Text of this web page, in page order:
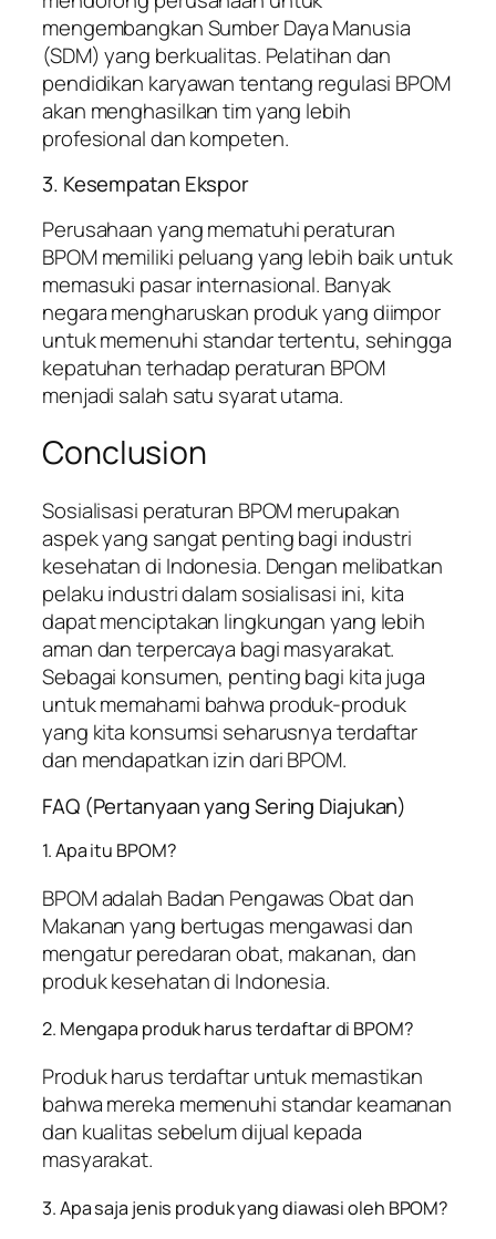
mengembangkan Sumber Daya Manusia
(SDM) yang berkualitas. Pelatihan dan
pendidikan karyawan tentang regulasi BPOM
akan menghasilkan tim yang lebih
profesional dan kompeten.
3. Kesempatan Ekspor
Perusahaan yang mematuhi peraturan
BPOM memiliki peluang yang lebih baik untuk
memasuki pasar internasional. Banyak
negara mengharuskan produk yang diimpor
untuk memenuhi standar tertentu, sehingga
kepatuhan terhadap peraturan BPOM
menjadi salah satu syarat utama.
Conclusion
Sosialisasi peraturan BPOM merupakan
aspek yang sangat penting bagi industri
kesehatan di Indonesia. Dengan melibatkan
pelaku industri dalam sosialisasi ini, kita
dapat menciptakan lingkungan yang lebih
aman dan terpercaya bagi masyarakat.
Sebagai konsumen, penting bagi kita juga
untuk memahami bahwa produk-produk
yang kita konsumsi seharusnya terdaftar
dan mendapatkan izin dari BPOM.
FAQ (Pertanyaan yang Sering Diajukan)
1. Apa itu BPOM?
BPOM adalah Badan Pengawas Obat dan
Makanan yang bertugas mengawasi dan
mengatur peredaran obat, makanan, dan
produk kesehatan di Indonesia.
2. Mengapa produk harus terdaftar di BPOM?
Produk harus terdaftar untuk memastikan
bahwa mereka memenuhi standar keamanan
dan kualitas sebelum dijual kepada
masyarakat.
3. Apa saja jenis produk yang diawasi oleh BPOM?